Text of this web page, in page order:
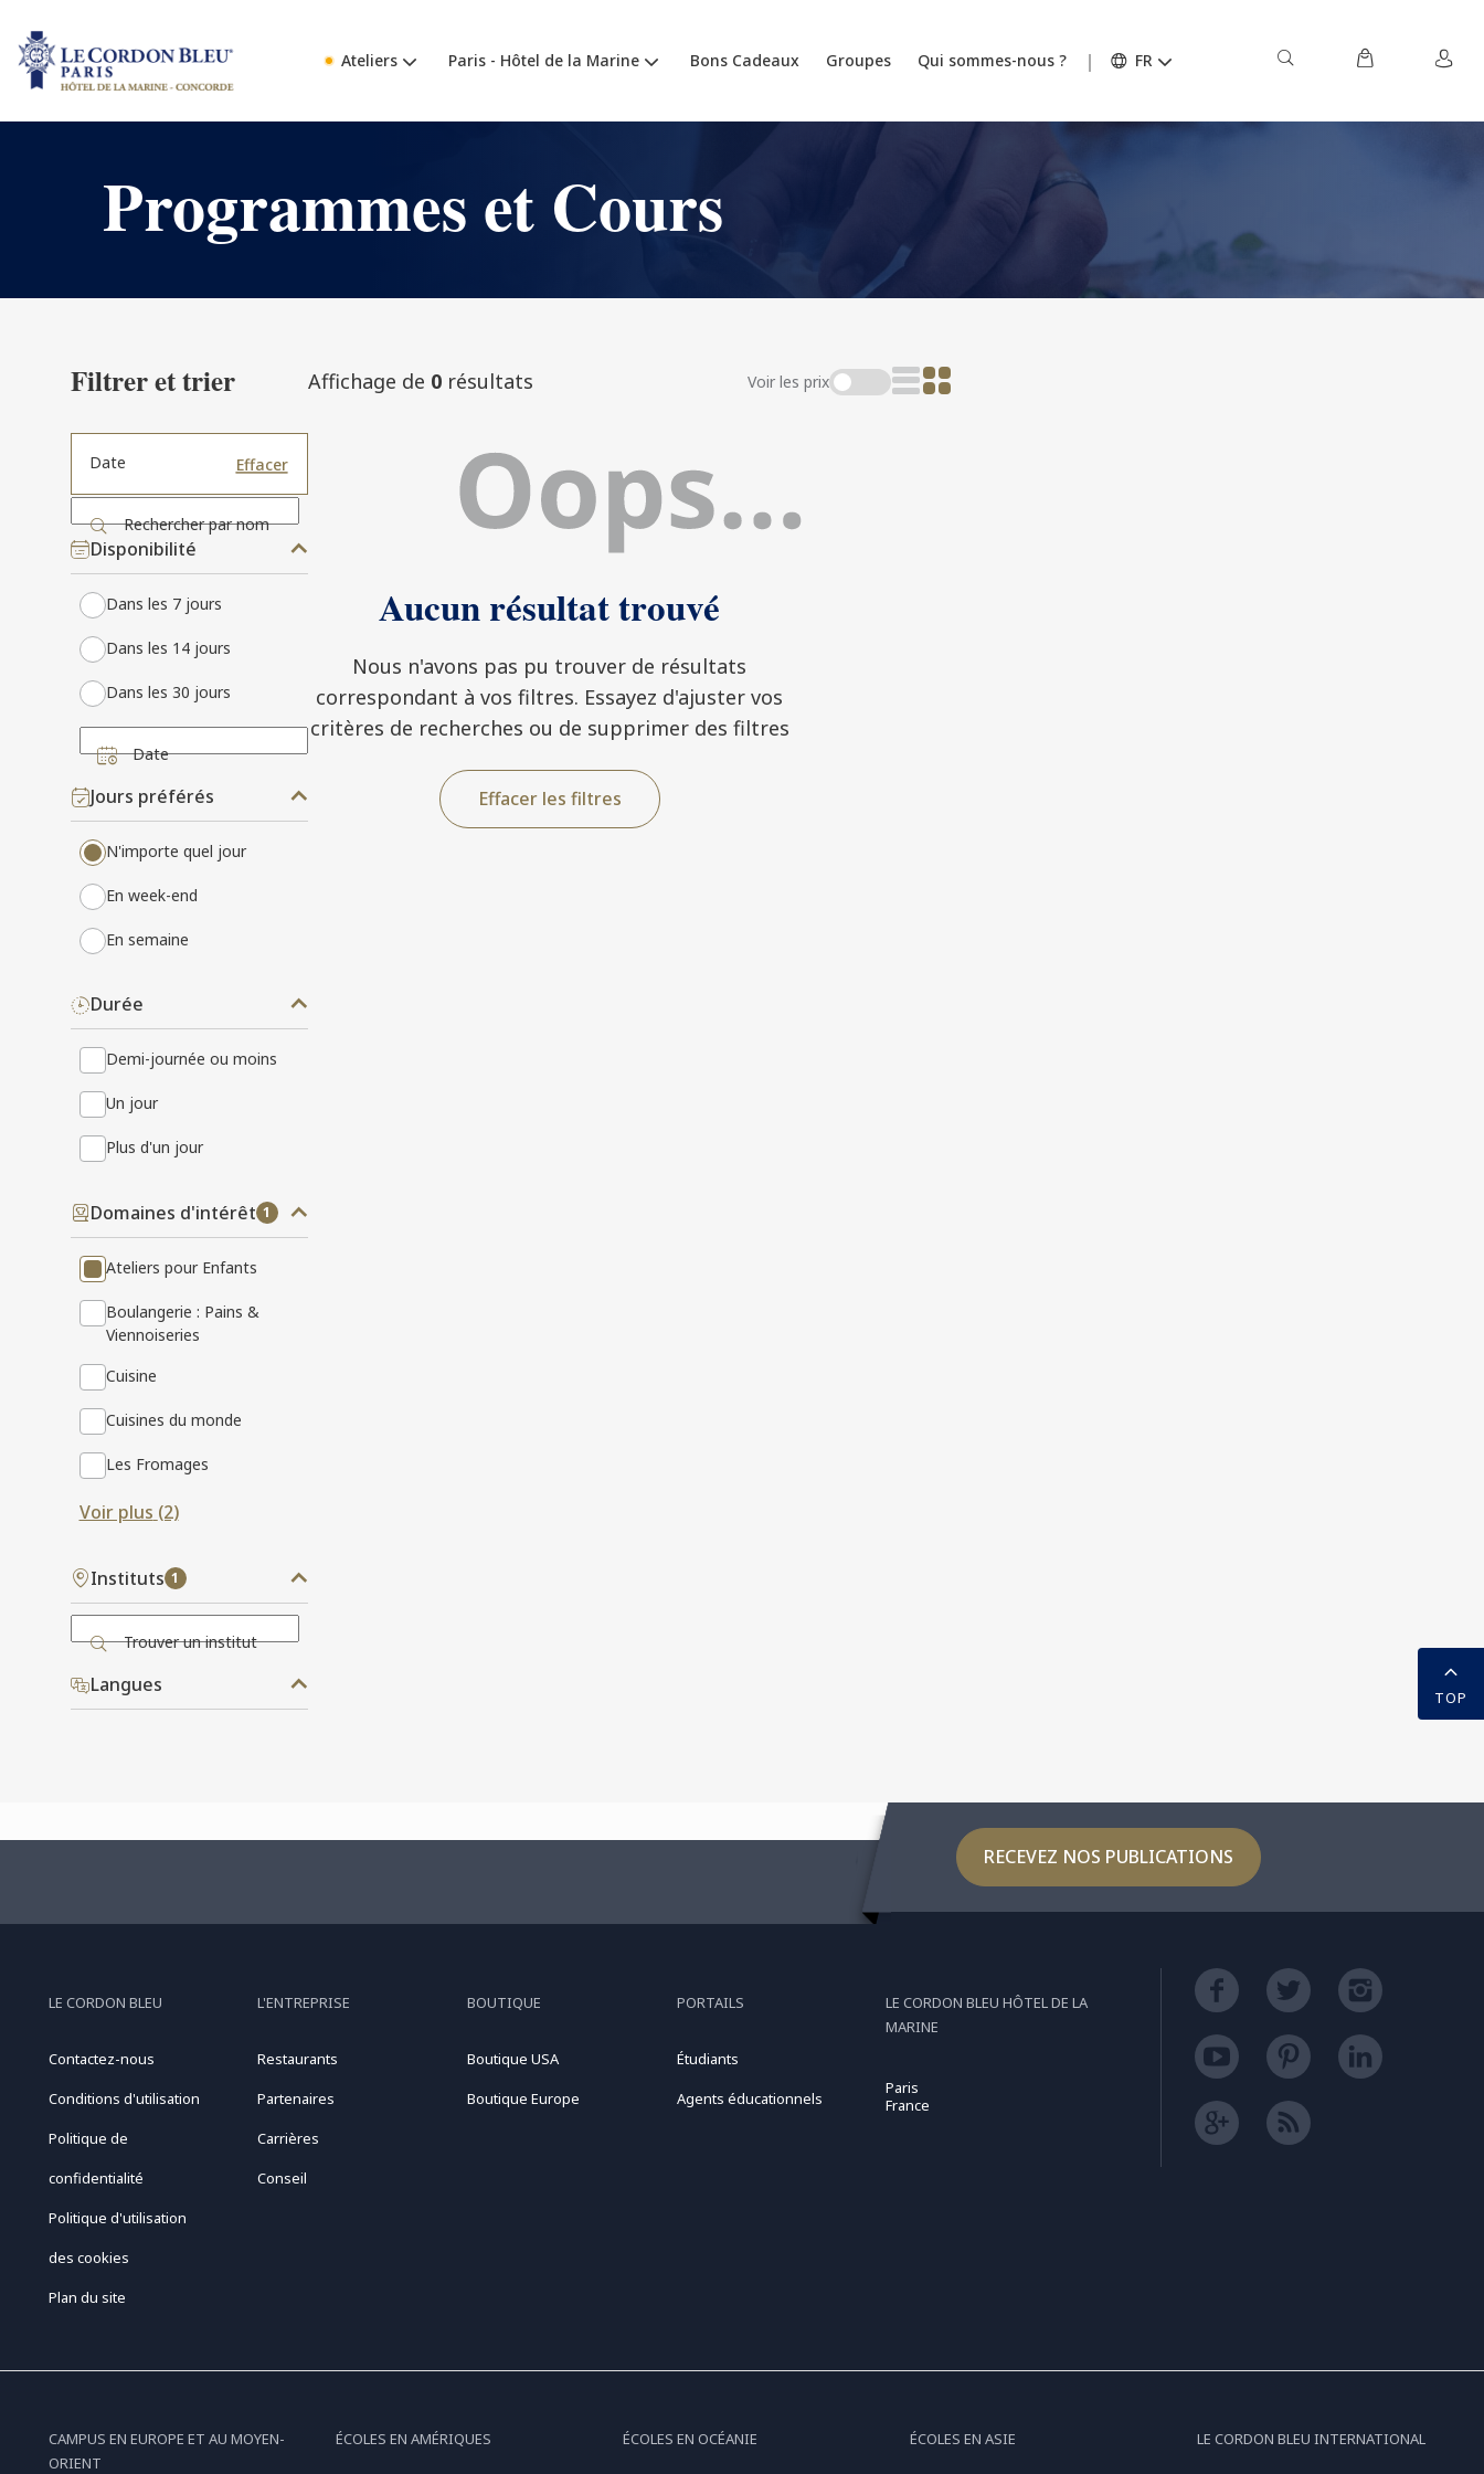
Ateliers Paris - Hôtel de la Marine Bons Cadeaux Groupes Qui sommes-nous ? FR
Programmes et Cours
Filtrer et trier
Date Effacer
Rechercher par nom
Disponibilité
Dans les 7 jours
Dans les 14 jours
Dans les 30 jours
Date
Jours préférés
N'importe quel jour
En week-end
En semaine
Durée
Demi-journée ou moins
Un jour
Plus d'un jour
Domaines d'intérêt 1
Ateliers pour Enfants
Boulangerie : Pains &
Viennoiseries
Cuisine
Cuisines du monde
Les Fromages
Voir plus (2)
Instituts 1
Trouver un institut
Langues
Affichage de 0résultats Voir les prix
Aucun résultat trouvé
Nous n'avons pas pu trouver de résultats
correspondant à vos filtres. Essayez d'ajuster vos
critères de recherches ou de supprimer des filtres
Effacer les filtres
RECEVEZ NOS PUBLICATIONS
TOP
LE CORDON BLEU
Contactez-nous
Conditions d'utilisation
Politique de
confidentialité
Politique d'utilisation
des cookies
Plan du site
L'ENTREPRISE
Restaurants
Partenaires
Carrières
Conseil
BOUTIQUE
Boutique USA
Boutique Europe
PORTAILS
Étudiants
Agents éducationnels
LE CORDON BLEU HÔTEL DE LA
MARINE
Paris
France
CAMPUS EN EUROPE ET AU MOYEN-
ORIENT
ÉCOLES EN AMÉRIQUES ÉCOLES EN OCÉANIE ÉCOLES EN ASIE LE CORDON BLEU INTERNATIONAL